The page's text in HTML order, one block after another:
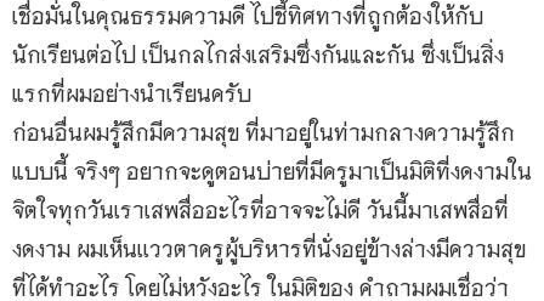
เชื่อมั่นในคุณธรรมความดี ไปชี้ทิศทางที่ถูกต้องให้กับ
นักเรียนต่อไป เป็นกลไกส่งเสริมซึ่งกันและกัน ซึ่งเป็นสิ่ง
แรกที่ผมอย่างนำเรียนครับ
ก่อนอื่นผมรู้สึกมีความสุข ที่มาอยู่ในท่ามกลางความรู้สึก
แบบนี้ จริงๆ อยากจะดูตอนบ่ายที่มีครูมาเป็นมิติที่งดงามใน
จิตใจทุกวันเราเสพสื่ออะไรที่อาจจะไม่ดี วันนี้มาเสพสื่อที่
งดงาม ผมเห็นเเววตาครูผู้บริหารที่นั่งอยู่ข้างล่างมีความสุข
ที่ได้ทำอะไร โดยไม่หวังอะไร ในมิติของ คำถามผมเชื่อว่า